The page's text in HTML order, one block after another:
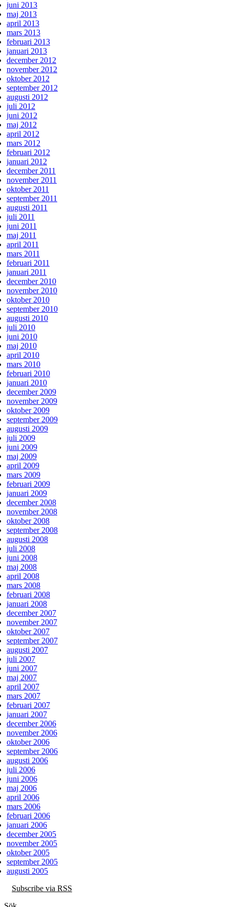
juni 2013
maj 2013
april 2013
mars 2013
februari 2013
januari 2013
december 2012
november 2012
oktober 2012
september 2012
augusti 2012
juli 2012
juni 2012
maj 2012
april 2012
mars 2012
februari 2012
januari 2012
december 2011
november 2011
oktober 2011
september 2011
augusti 2011
juli 2011
juni 2011
maj 2011
april 2011
mars 2011
februari 2011
januari 2011
december 2010
november 2010
oktober 2010
september 2010
augusti 2010
juli 2010
juni 2010
maj 2010
april 2010
mars 2010
februari 2010
januari 2010
december 2009
november 2009
oktober 2009
september 2009
augusti 2009
juli 2009
juni 2009
maj 2009
april 2009
mars 2009
februari 2009
januari 2009
december 2008
november 2008
oktober 2008
september 2008
augusti 2008
juli 2008
juni 2008
maj 2008
april 2008
mars 2008
februari 2008
januari 2008
december 2007
november 2007
oktober 2007
september 2007
augusti 2007
juli 2007
juni 2007
maj 2007
april 2007
mars 2007
februari 2007
januari 2007
december 2006
november 2006
oktober 2006
september 2006
augusti 2006
juli 2006
juni 2006
maj 2006
april 2006
mars 2006
februari 2006
januari 2006
december 2005
november 2005
oktober 2005
september 2005
augusti 2005
Subscribe via RSS